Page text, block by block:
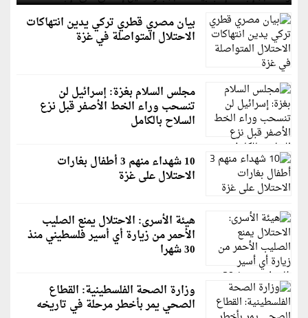
بيان مصري قطري تركي يدين انتهاكات
الاحتلال المتواصلة في غزة
مجلس السلام بغزة: إسرائيل لن
تنسحب وراء الخط الأصفر قبل نزع
السلاح بالكامل
10 شهداء منهم 3 أطفال بغارات
الاحتلال على غزة
هيئة الأسرى: الاحتلال يمنع الصليب
الأحمر من زيارة أي أسير فلسطيني منذ
30 شهرا
وزارة الصحة الفلسطينية: القطاع
الصحي يمر بأخطر مرحلة في تاريخه